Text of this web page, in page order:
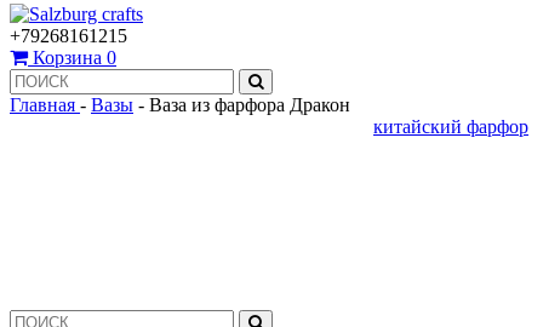
+79268161215
Корзина 0
Главная - Вазы - Ваза из фарфора Дракон
китайский фарфор